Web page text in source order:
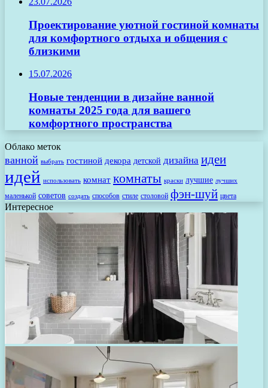
Проектирование уютной гостиной комнаты
для комфортного отдыха и общения с
близкими
15.07.2026
Новые тенденции в дизайне ванной
комнаты 2025 года для вашего
комфортного пространства
Облако меток
ванной выбрать гостиной декора детской дизайна идеи
идей использовать комнат комнаты краски лучшие лучших
маленькой советов создать способов стиле столовой фэн-шуй цвета
Интересное